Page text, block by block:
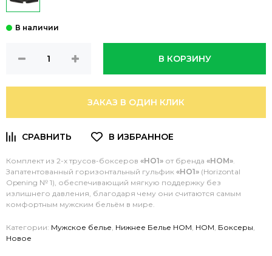
В КОРЗИНУ
ЗАКАЗ В ОДИН КЛИК
Комплект из 2-х трусов-боксеров «HO1» от бренда «HOM».
Запатентованный горизонтальный гульфик «HO1» (Horizontal
Opening № 1), обеспечивающий мягкую поддержку без
излишнего давления, благодаря чему они считаются самым
комфортным мужским бельём в мире.
Категории: Мужское белье, Нижнее Белье HOM, HOM, Боксеры,
Новое